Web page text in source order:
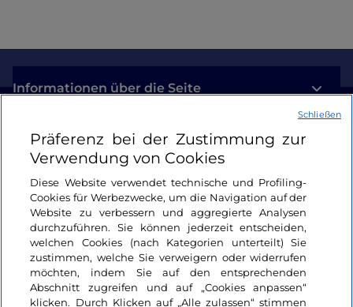
Informationen über die Seite
Nützliche Links
Login
Bleiben wir in Kontakt
Präferenz bei der Zustimmung zur
Verwendung von Cookies
Diese Website verwendet technische und Profiling-
Cookies für Werbezwecke, um die Navigation auf der
Website zu verbessern und aggregierte Analysen
durchzuführen. Sie können jederzeit entscheiden,
welchen Cookies (nach Kategorien unterteilt) Sie
zustimmen, welche Sie verweigern oder widerrufen
möchten, indem Sie auf den entsprechenden
Abschnitt zugreifen und auf „Cookies anpassen“
klicken. Durch Klicken auf „Alle zulassen“ stimmen
Schließen